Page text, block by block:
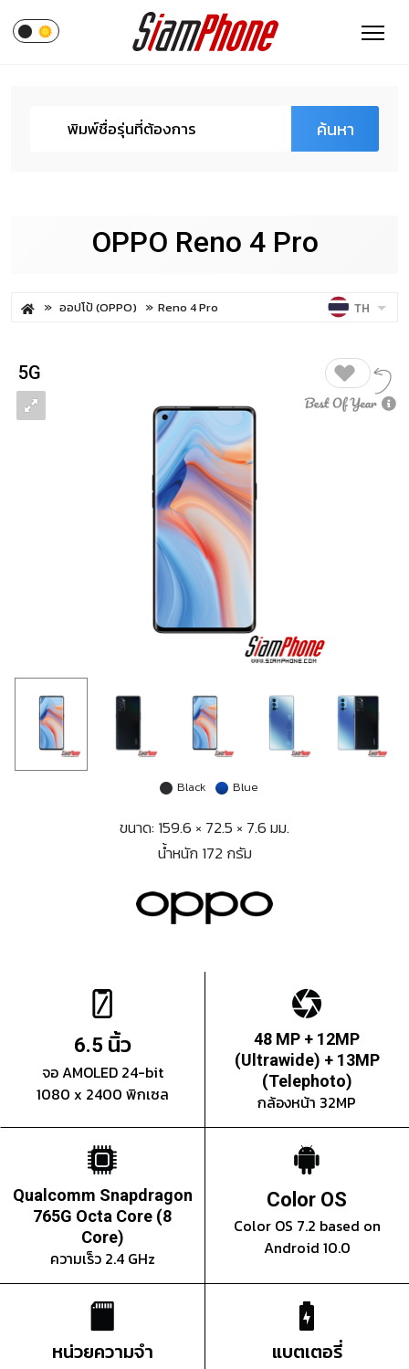
ค้นหา
OPPO Reno 4 Pro
ออปโป้ (OPPO) Reno 4 Pro TH
5G
Black Blue
ขนาด: 159.6 × 72.5 × 7.6 มม.
น้ำหนัก 172 กรัม
6.5 นิ้ว
จอ AMOLED 24-bit
1080 x 2400 พิกเซล
48 MP + 12MP
(Ultrawide) + 13MP
(Telephoto)
กล้องหน้า 32MP
Qualcomm Snapdragon
765G Octa Core (8
Core)
ความเร็ว 2.4 GHz
Color OS
Color OS 7.2 based on
Android 10.0
หน่วยความจำ แบตเตอรี่